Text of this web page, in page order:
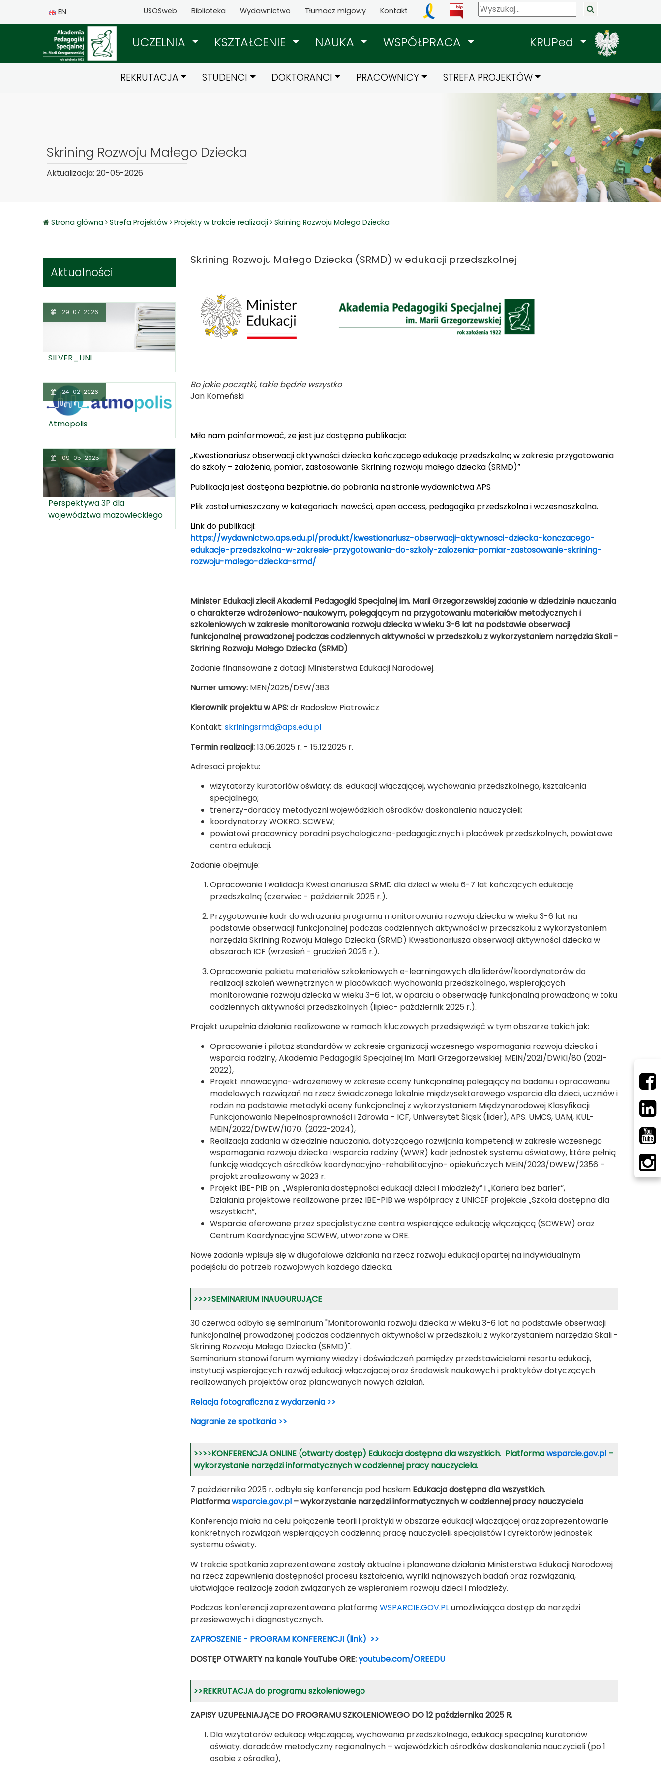
EN USOSweb Biblioteka Wydawnictwo Tłumacz migowy Kontakt
UCZELNIA KSZTAŁCENIE NAUKA WSPÓŁPRACA KRUPed
REKRUTACJA STUDENCI DOKTORANCI PRACOWNICY STREFA PROJEKTÓW
Skrining Rozwoju Małego Dziecka
Aktualizacja: 20-05-2026
Strona główna Strefa Projektów Projekty w trakcie realizacji Skrining Rozwoju Małego Dziecka
Aktualności
29-07-2026
SILVER_UNI
24-02-2026
Atmopolis
09-05-2025
Perspektywa 3P dla
województwa mazowieckiego
Skrining Rozwoju Małego Dziecka (SRMD) w edukacji przedszkolnej
Bo jakie początki, takie będzie wszystko
Jan Komeński
Miło nam poinformować, że jest już dostępna publikacja:
„Kwestionariusz obserwacji aktywności dziecka kończącego edukację przedszkolną w zakresie przygotowania
do szkoły – założenia, pomiar, zastosowanie. Skrining rozwoju małego dziecka (SRMD)”
Publikacja jest dostępna bezpłatnie, do pobrania na stronie wydawnictwa APS
Plik został umieszczony w kategoriach: nowości, open access, pedagogika przedszkolna i wczesnoszkolna.
Link do publikacji:
https://wydawnictwo.aps.edu.pl/produkt/kwestionariusz-obserwacji-aktywnosci-dziecka-konczacego-
edukacje-przedszkolna-w-zakresie-przygotowania-do-szkoly-zalozenia-pomiar-zastosowanie-skrining-
rozwoju-malego-dziecka-srmd/
Minister Edukacji zlecił Akademii Pedagogiki Specjalnej im. Marii Grzegorzewskiej zadanie w dziedzinie nauczania
o charakterze wdrożeniowo-naukowym, polegającym na przygotowaniu materiałów metodycznych i
szkoleniowych w zakresie monitorowania rozwoju dziecka w wieku 3-6 lat na podstawie obserwacji
funkcjonalnej prowadzonej podczas codziennych aktywności w przedszkolu z wykorzystaniem narzędzia Skali -
Skrining Rozwoju Małego Dziecka (SRMD)
Zadanie finansowane z dotacji Ministerstwa Edukacji Narodowej.
Numer umowy: MEN/2025/DEW/383
Kierownik projektu w APS:dr Radosław Piotrowicz
Kontakt: skriningsrmd@aps.edu.pl
Termin realizacji:13.06.2025 r. - 15.12.2025 r.
Adresaci projektu:
wizytatorzy kuratoriów oświaty: ds. edukacji włączającej, wychowania przedszkolnego, kształcenia
specjalnego;
trenerzy-doradcy metodyczni wojewódzkich ośrodków doskonalenia nauczycieli;
koordynatorzy WOKRO, SCWEW;
powiatowi pracownicy poradni psychologiczno-pedagogicznych i placówek przedszkolnych, powiatowe
centra edukacji.
Zadanie obejmuje:
Opracowanie i walidacja Kwestionariusza SRMD dla dzieci w wielu 6-7 lat kończących edukację
przedszkolną (czerwiec - październik 2025 r.).
Przygotowanie kadr do wdrażania programu monitorowania rozwoju dziecka w wieku 3-6 lat na
podstawie obserwacji funkcjonalnej podczas codziennych aktywności w przedszkolu z wykorzystaniem
narzędzia Skrining Rozwoju Małego Dziecka (SRMD) Kwestionariusza obserwacji aktywności dziecka w
obszarach ICF (wrzesień - grudzień 2025 r.).
Opracowanie pakietu materiałów szkoleniowych e-learningowych dla liderów/koordynatorów do
realizacji szkoleń wewnętrznych w placówkach wychowania przedszkolnego, wspierających
monitorowanie rozwoju dziecka w wieku 3–6 lat, w oparciu o obserwację funkcjonalną prowadzoną w toku
codziennych aktywności przedszkolnych (lipiec- październik 2025 r.).
Projekt uzupełnia działania realizowane w ramach kluczowych przedsięwzięć w tym obszarze takich jak:
Opracowanie i pilotaż standardów w zakresie organizacji wczesnego wspomagania rozwoju dziecka i
wsparcia rodziny, Akademia Pedagogiki Specjalnej im. Marii Grzegorzewskiej: MEiN/2021/DWKI/80 (2021-
2022),
Projekt innowacyjno-wdrożeniowy w zakresie oceny funkcjonalnej polegający na badaniu i opracowaniu
modelowych rozwiązań na rzecz świadczonego lokalnie międzysektorowego wsparcia dla dzieci, uczniów i
rodzin na podstawie metodyki oceny funkcjonalnej z wykorzystaniem Międzynarodowej Klasyfikacji
Funkcjonowania Niepełnosprawności i Zdrowia – ICF, Uniwersytet Śląsk (lider), APS. UMCS, UAM, KUL-
MEiN/2022/DWEW/1070. (2022-2024),
Realizacja zadania w dziedzinie nauczania, dotyczącego rozwijania kompetencji w zakresie wczesnego
wspomagania rozwoju dziecka i wsparcia rodziny (WWR) kadr jednostek systemu oświatowy, które pełnią
funkcję wiodących ośrodków koordynacyjno-rehabilitacyjno- opiekuńczych MEiN/2023/DWEW/2356 –
projekt zrealizowany w 2023 r.
Projekt IBE-PIB pn. „Wspierania dostępności edukacji dzieci i młodzieży” i „Kariera bez barier”,
Działania projektowe realizowane przez IBE-PIB we współpracy z UNICEF projekcie „Szkoła dostępna dla
wszystkich”,
Wsparcie oferowane przez specjalistyczne centra wspierające edukację włączającą (SCWEW) oraz
Centrum Koordynacyjne SCWEW, utworzone w ORE.
Nowe zadanie wpisuje się w długofalowe działania na rzecz rozwoju edukacji opartej na indywidualnym
podejściu do potrzeb rozwojowych każdego dziecka.
>>>>SEMINARIUM INAUGURUJĄCE
30 czerwca odbyło się seminarium "Monitorowania rozwoju dziecka w wieku 3-6 lat na podstawie obserwacji
funkcjonalnej prowadzonej podczas codziennych aktywności w przedszkolu z wykorzystaniem narzędzia Skali -
Skrining Rozwoju Małego Dziecka (SRMD)".
Seminarium stanowi forum wymiany wiedzy i doświadczeń pomiędzy przedstawicielami resortu edukacji,
instytucji wspierających rozwój edukacji włączającej oraz środowisk naukowych i praktyków dotyczących
realizowanych projektów oraz planowanych nowych działań.
Relacja fotograficzna z wydarzenia >>
Nagranie ze spotkania >>
>>>>KONFERENCJA ONLINE (otwarty dostęp) Edukacja dostępna dla wszystkich. Platformawsparcie.gov.pl –
wykorzystanie narzędzi informatycznych w codziennej pracy nauczyciela.
7 października 2025 r. odbyła się konferencja pod hasłem Edukacja dostępna dla wszystkich.
Platformawsparcie.gov.pl – wykorzystanie narzędzi informatycznych w codziennej pracy nauczyciela
Konferencja miała na celu połączenie teorii i praktyki w obszarze edukacji włączającej oraz zaprezentowanie
konkretnych rozwiązań wspierających codzienną pracę nauczycieli, specjalistów i dyrektorów jednostek
systemu oświaty.
W trakcie spotkania zaprezentowane zostały aktualne i planowane działania Ministerstwa Edukacji Narodowej
na rzecz zapewnienia dostępności procesu kształcenia, wyniki najnowszych badań oraz rozwiązania,
ułatwiające realizację zadań związanych ze wspieraniem rozwoju dzieci i młodzieży.
Podczas konferencji zaprezentowano platformęWSPARCIE.GOV.PLumożliwiająca dostęp do narzędzi
przesiewowych i diagnostycznych.
ZAPROSZENIE - PROGRAM KONFERENCJI (link) >>
DOSTĘP OTWARTY na kanale YouTube ORE:youtube.com/OREEDU
>>REKRUTACJA do programu szkoleniowego
ZAPISY UZUPEŁNIAJĄCE DO PROGRAMU SZKOLENIOWEGO DO 12 października 2025 R.
Dla wizytatorów edukacji włączającej, wychowania przedszkolnego, edukacji specjalnej kuratoriów
oświaty, doradców metodyczny regionalnych – wojewódzkich ośrodków doskonalenia nauczycieli (po 1
osobie z ośrodka),